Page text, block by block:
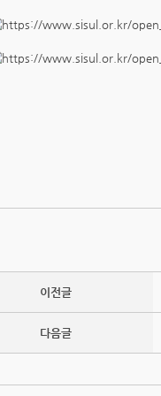
이전글
다음글